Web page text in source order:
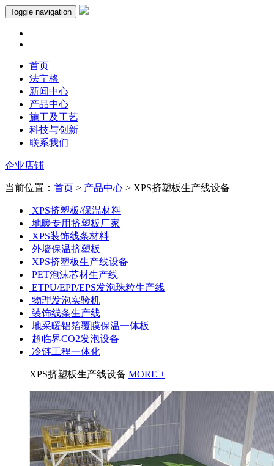
Toggle navigation
首页
法宁格
新闻中心
产品中心
施工及工艺
科技与创新
联系我们
企业店铺
当前位置： 首页 > 产品中心 > XPS挤塑板生产线设备
XPS挤塑板/保温材料
地暖专用挤塑板厂家
XPS装饰线条材料
外墙保温挤塑板
XPS挤塑板生产线设备
PET泡沫芯材生产线
ETPU/EPP/EPS发泡珠粒生产线
物理发泡实验机
装饰线条生产线
地采暖铝箔覆膜保温一体板
超临界CO2发泡设备
冷链工程一体化
XPS挤塑板生产线设备 MORE +